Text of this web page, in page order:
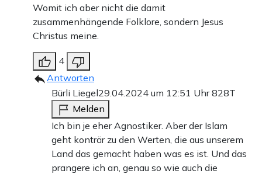
Womit ich aber nicht die damit
zusammenhängende Folklore, sondern Jesus
Christus meine.
4
Antworten
Bürli Liegel29.04.2024 um 12:51 Uhr828T
Melden
Ich bin je eher Agnostiker. Aber der Islam
geht konträr zu den Werten, die aus unserem
Land das gemacht haben was es ist. Und das
prangere ich an, genau so wie auch die